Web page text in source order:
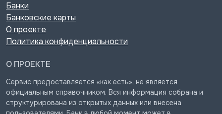
Банки
Банковские карты
О проекте
Политика конфиденциальности
О ПРОЕКТЕ
Сервис предоставляется «как есть», не является
официальным справочником. Вся информация собрана и
структурирована из открытых данных или внесена